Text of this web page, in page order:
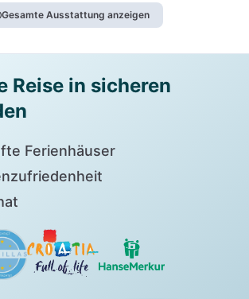
Gesamte Ausstattung anzeigen
Reise in sicheren
Ferienhäuser